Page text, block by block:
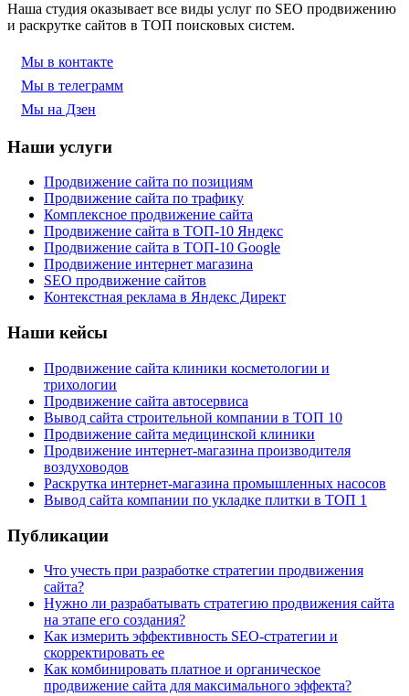
Наша студия оказывает все виды услуг по SEO продвижению
и раскрутке сайтов в ТОП поисковых систем.
Мы в контакте
Мы в телеграмм
Мы на Дзен
Наши услуги
Продвижение сайта по позициям
Продвижение сайта по трафику
Комплексное продвижение сайта
Продвижение сайта в ТОП-10 Яндекс
Продвижение сайта в ТОП-10 Google
Продвижение интернет магазина
SEO продвижение сайтов
Контекстная реклама в Яндекс Директ
Наши кейсы
Продвижение сайта клиники косметологии и
трихологии
Продвижение сайта автосервиса
Вывод сайта строительной компании в ТОП 10
Продвижение сайта медицинской клиники
Продвижение интернет-магазина производителя
воздуховодов
Раскрутка интернет-магазина промышленных насосов
Вывод сайта компании по укладке плитки в ТОП 1
Публикации
Что учесть при разработке стратегии продвижения
сайта?
Нужно ли разрабатывать стратегию продвижения сайта
на этапе его создания?
Как измерить эффективность SEO-стратегии и
скорректировать ее
Как комбинировать платное и органическое
продвижение сайта для максимального эффекта?